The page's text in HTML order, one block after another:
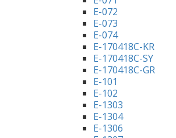
E-072
E-073
E-074
E-170418C-KR
E-170418C-SY
E-170418C-GR
E-101
E-102
E-1303
E-1304
E-1306